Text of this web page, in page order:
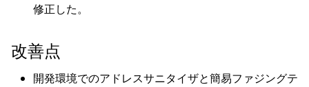
修正した。
改善点
開発環境でのアドレスサニタイザと簡易ファジングテ